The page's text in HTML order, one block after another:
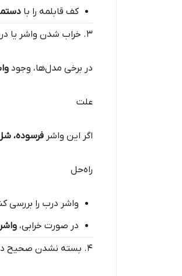
کف قابلمه را با
۳. خراب شدن واشر یا درب پلوپز
در برخی مدل‌ها، وجود
علت
اگر این واشر فرسوده،
راه‌حل
واشر درب را بررسی
در صورت خرابی،
۴. بسته نشدن صحیح درب